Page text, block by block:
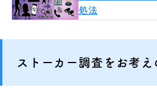
処法
ストーカー調査をお考え